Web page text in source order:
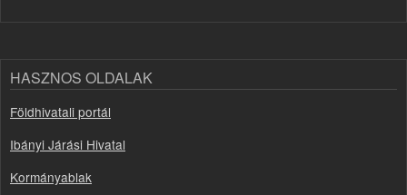
HASZNOS OLDALAK
Földhivatali portál
Ibányi Járási Hivatal
Kormányablak